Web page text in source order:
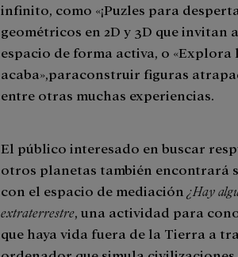
infinito, como «¡Puzles para
geométricos en 2D y 3D que invitan
espacio de forma activa, o «Explora
acaba»,paraconstruir figuras
entre otras muchas experiencias.
El público interesado en buscar
otros planetas también encontrará
con el espacio de mediación ¿Hay
extraterrestre, una actividad para
que haya vida fuera de la Tierra a